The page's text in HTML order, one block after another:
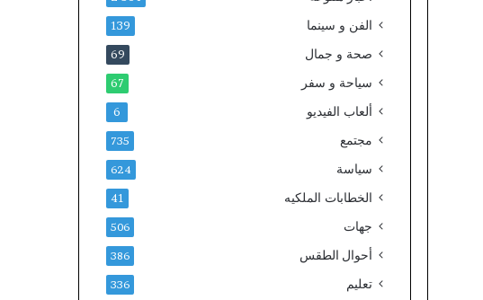
الفن و سينما 139
صحة و جمال 69
سياحة و سفر 67
ألعاب الفيديو 6
مجتمع 735
سياسة 624
الخطابات الملكيه 41
جهات 506
أحوال الطقس 386
تعليم 336